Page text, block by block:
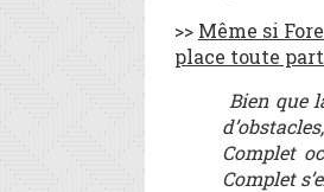
>> Même si
place toute
Bien que
Complet
Complet